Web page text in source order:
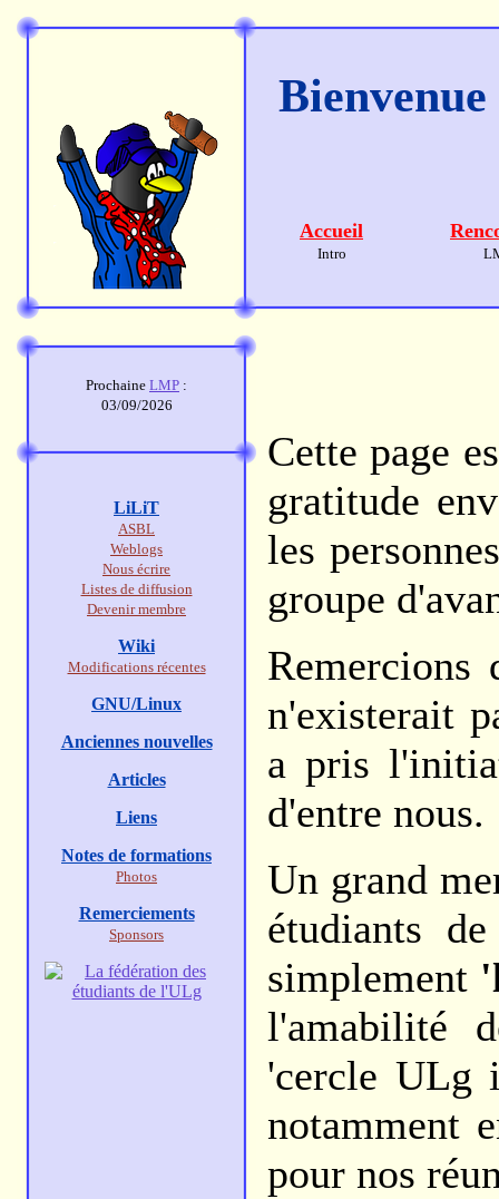
Accueil
Intro
Cette page
gratitude
les
groupe
Remercions
n'existerait
a pris
d'entre nous.
Un grand
étudiants
simplement
l'amabilité
'cercle ULg
notamment
pour nos
Prochaine LMP :
03/09/2026
LiLiT
ASBL
Weblogs
Nous écrire
Listes de diffusion
Devenir membre
Wiki
Modifications récentes
GNU/Linux
Anciennes nouvelles
Articles
Liens
Notes de formations
Photos
Remerciements
Sponsors